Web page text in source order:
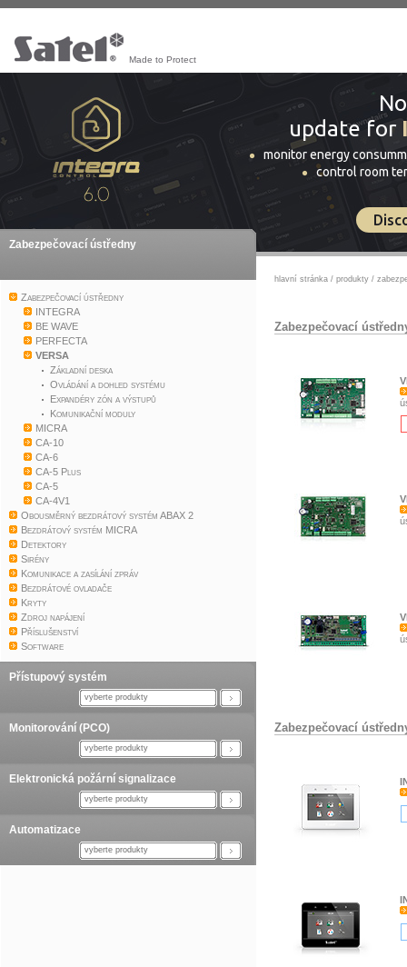
Made to Protect
update for
monitor energy
control room
Zabezpečovací ústředny
Zabezpečovací ústředny
INTEGRA
BE WAVE
PERFECTA
VERSA
Základní deska
Ovládání a dohled systému
Expandéry zón a výstupů
Komunikační moduly
MICRA
CA-10
CA-6
CA-5 Plus
CA-5
CA-4V1
Obousměrný bezdrátový systém ABAX 2
Bezdrátový systém MICRA
Detektory
Sirény
Komunikace a zasílání zpráv
Bezdrátové ovladače
Kryty
Zdroj napájení
Příslušenství
Software
Přístupový systém
vyberte produkty
Monitorování (PCO)
vyberte produkty
Elektronická požární signalizace
vyberte produkty
Automatizace
vyberte produkty
hlavní stránka / produkty /
Zabezpečovací
Zabezpečovací